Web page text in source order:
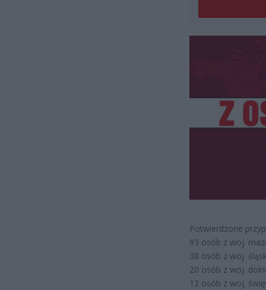
Potwierdzone
93 osób z woj.
38 osób z woj.
20 osób z woj.
12 osób z woj.